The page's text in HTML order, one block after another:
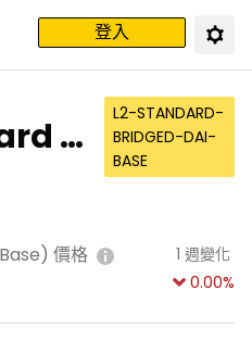
登入
B
L2-STANDARD-
BRIDGED-DAI-
BASE
價格
1 週變化
0.00%